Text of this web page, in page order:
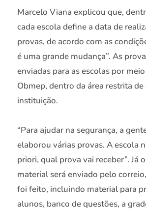
Marcelo Viana explicou que,
cada escola define a data de
provas, de acordo com as
é uma grande mudança”. As
enviadas para as escolas por
Obmep, dentro da área restrita de
instituição.
“Para ajudar na segurança, a
elaborou várias provas. A escola
priori, qual prova vai receber”. Já
material será enviado pelo
foi feito, incluindo material para
alunos, banco de questões, a